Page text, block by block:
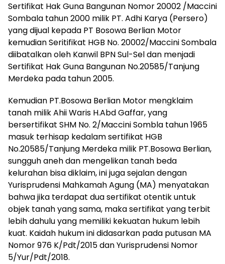
Sertifikat Hak Guna Bangunan Nomor 20002 /Maccini
Sombala tahun 2000 milik PT. Adhi Karya (Persero)
yang dijual kepada PT Bosowa Berlian Motor
kemudian Seritifikat HGB No. 20002/Maccini Sombala
diibatalkan oleh Kanwil BPN Sul-Sel dan menjadi
Sertifikat Hak Guna Bangunan No.20585/Tanjung
Merdeka pada tahun 2005.
Kemudian PT.Bosowa Berlian Motor mengklaim
tanah milik Ahii Waris H.Abd Gaffar, yang
bersertifikat SHM No. 2/Maccini Sombla tahun 1965
masuk terhisap kedalam sertifikat HGB
No.20585/Tanjung Merdeka milik PT.Bosowa Berlian,
sungguh aneh dan mengelikan tanah beda
kelurahan bisa diklaim, ini juga sejalan dengan
Yurisprudensi Mahkamah Agung (MA) menyatakan
bahwa jika terdapat dua sertifikat otentik untuk
objek tanah yang sama, maka sertifikat yang terbit
lebih dahulu yang memiliki kekuatan hukum lebih
kuat. Kaidah hukum ini didasarkan pada putusan MA
Nomor 976 K/Pdt/2015 dan Yurisprudensi Nomor
5/Yur/Pdt/2018.